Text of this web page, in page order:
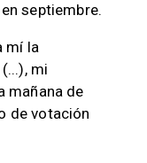
septiembre.
mí la
mi
mañana de
de votación